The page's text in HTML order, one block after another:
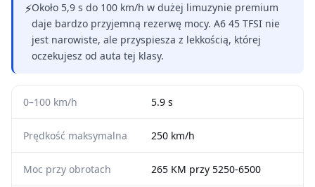
⚡Około 5,9 s do 100 km/h w dużej limuzynie premium
daje bardzo przyjemną rezerwę mocy. A6 45 TFSI nie
jest narowiste, ale przyspiesza z lekkością, której
oczekujesz od auta tej klasy.
0–100 km/h 5.9 s
Prędkość maksymalna 250 km/h
Moc przy obrotach 265 KM przy 5250-6500